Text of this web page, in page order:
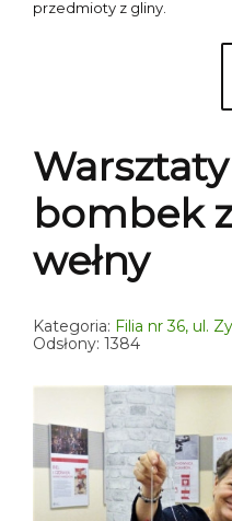
przedmioty z gliny.
bombek
wełny
Kategoria: Filia nr 36, ul.
Odsłony: 1384